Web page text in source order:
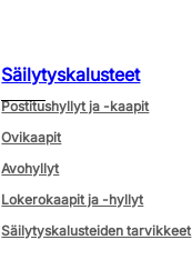
Säilytyskalusteet
Postitushyllyt ja -kaapit
Ovikaapit
Avohyllyt
Lokerokaapit ja -hyllyt
Säilytyskalusteiden tarvikkeet